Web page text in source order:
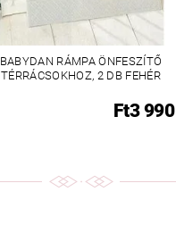
BABYDAN RÁMPA ÖNFESZÍTŐ
TÉRRÁCSOKHOZ, 2 DB FEHÉR
Ft3 990